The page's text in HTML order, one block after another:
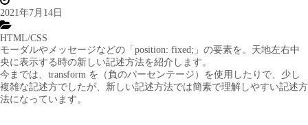
2021年7月14日
HTML/CSS
モーダルやメッセージなどの「position: fixed;」の要素を。天地左右中
央に表示する時の新しい記述方法を紹介します。
今までは、transform を（負のパーセンテージ）を使用したりで、少し
複雑な記述方でしたが、新しい記述方法では簡素で理解しやすい記述方
法になっています。